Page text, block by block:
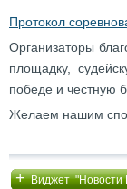
Протокол
Организаторы
площадку,
победе и честную
Желаем нашим
+Виджет "Новости